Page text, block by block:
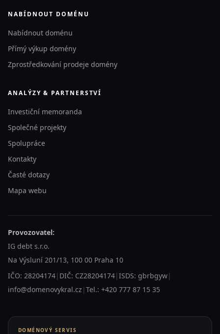
NABÍDNOUT DOMÉNU
Nabídnout doménu
Přímý výkup domény
Zprostředkování prodeje domény
ANALÝZY & PARTNERSTVÍ
Investiční memoranda
Společné projekty
Spolupráce
Kontakty
Časté dotazy
Mapa webu
Provozovatel:
IG debt s.r.o.
Na Výsluní 201/13, 100 00 Praha 10
IČO: 28204174| DIČ: CZ28204174| ISDS: gbrbgyw|
info@domenovykral.cz | Tel.: +420 777 87 15 35
DOMÉNOVÝ SERVIS